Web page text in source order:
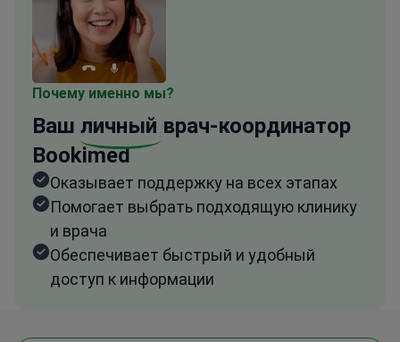
Почему именно мы?
Ваш личный врач-координатор
Bookimed
Оказывает поддержку на всех этапах
Помогает выбрать подходящую клинику
и врача
Обеспечивает быстрый и удобный
доступ к информации